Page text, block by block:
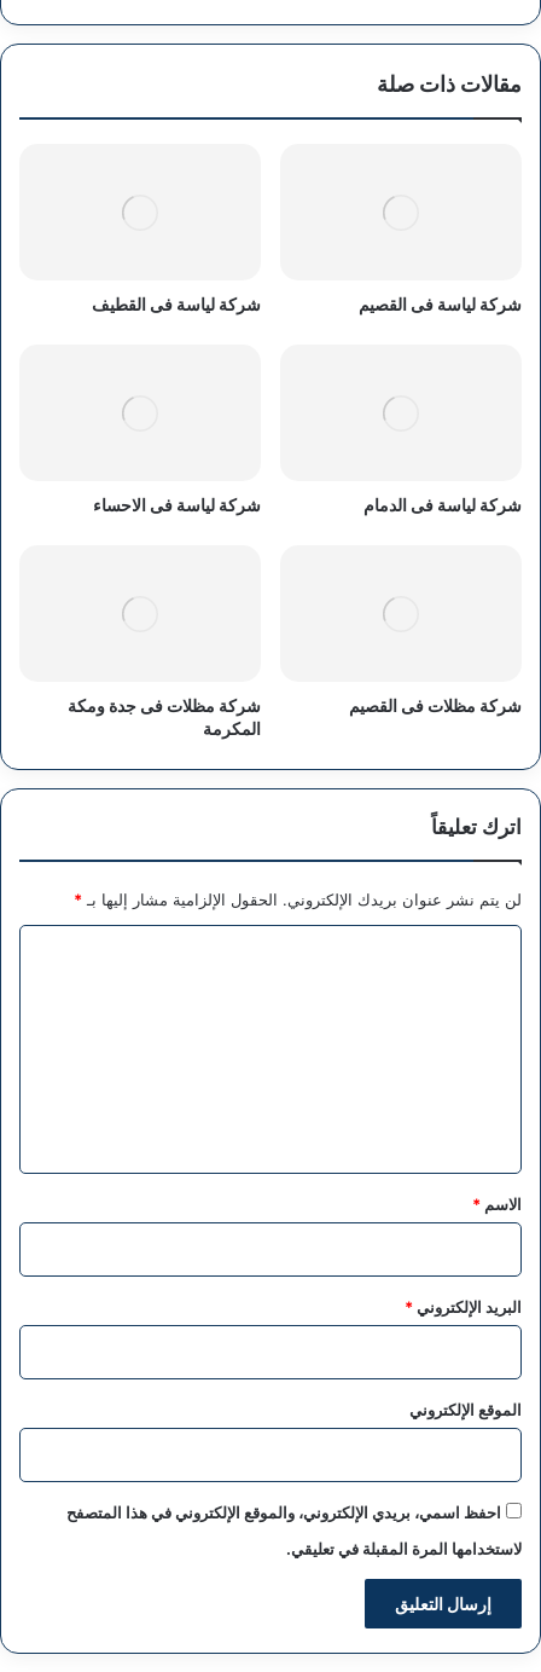
مقالات ذات صلة
شركة لياسة فى القصيم شركة لياسة فى القطيف
شركة لياسة فى الدمام شركة لياسة فى الاحساء
شركة مظلات فى القصيم
شركة مظلات فى جدة ومكة
المكرمة
اترك تعليقاً
لن يتم نشر عنوان بريدك الإلكتروني. الحقول الإلزامية مشار إليها بـ *
*
الاسم *
البريد الإلكتروني*
الموقع الإلكتروني
احفظ اسمي، بريدي الإلكتروني، والموقع الإلكتروني في هذا المتصفح
لاستخدامها المرة المقبلة في تعليقي.